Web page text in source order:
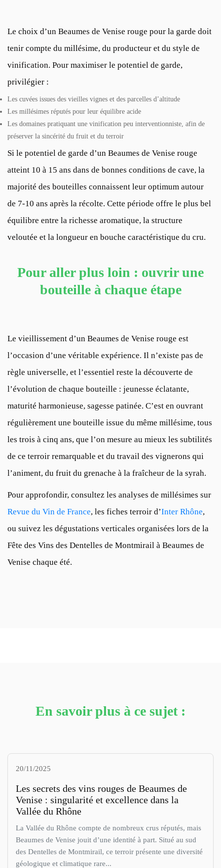
Le choix d’un Beaumes de Venise rouge pour la garde doit
tenir compte du millésime, du producteur et du style de
vinification. Pour maximiser le potentiel de garde,
privilégier :
Les cuvées issues des vieilles vignes et des parcelles d’altitude
Les millésimes réputés pour leur équilibre acide
Les domaines pratiquant une vinification peu interventionniste, afin de
préserver la sincérité du fruit et du terroir
Si le potentiel de garde d’un Beaumes de Venise rouge
atteint 10 à 15 ans dans de bonnes conditions de cave, la
majorité des bouteilles connaissent leur optimum autour
de 7-10 ans après la récolte. Cette période offre le plus bel
équilibre entre la richesse aromatique, la structure
veloutée et la longueur en bouche caractéristique du cru.
Pour aller plus loin : ouvrir une
bouteille à chaque étape
Le vieillissement d’un Beaumes de Venise rouge est
l’occasion d’une véritable expérience. Il n’existe pas de
règle universelle, et l’essentiel reste la découverte de
l’évolution de chaque bouteille : jeunesse éclatante,
maturité harmonieuse, sagesse patinée. C’est en ouvrant
régulièrement une bouteille issue du même millésime, tous
les trois à cinq ans, que l’on mesure au mieux les subtilités
de ce terroir remarquable et du travail des vignerons qui
l’animent, du fruit du grenache à la fraîcheur de la syrah.
Pour approfondir, consultez les analyses de millésimes sur
Revue du Vin de France, les fiches terroir d’Inter Rhône,
ou suivez les dégustations verticales organisées lors de la
Fête des Vins des Dentelles de Montmirail à Beaumes de
Venise chaque été.
En savoir plus à ce sujet :
20/11/2025
Les secrets des vins rouges de Beaumes de
Venise : singularité et excellence dans la
Vallée du Rhône
La Vallée du Rhône compte de nombreux crus réputés, mais
Beaumes de Venise jouit d’une identité à part. Situé au sud
des Dentelles de Montmirail, ce terroir présente une diversité
géologique et climatique rare...